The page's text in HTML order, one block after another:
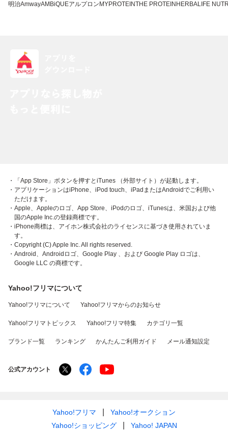
明治AmwayAMBiQUEアルプロン MYPROTEINTHE PROTEIN HERBALIFE
・「App Store」ボタンを押すとiTunes （外部サイト）が起動します。
・アプリケーションはiPhone、iPod touch、iPadまたはAndroidでご利用い
ただけます。
・Apple、Appleのロゴ、App Store、iPodのロゴ、iTunesは、米国および他
国のApple Inc.の登録商標です。
・iPhone商標は、アイホン株式会社のライセンスに基づき使用されていま
す。
・Copyright (C) Apple Inc. All rights reserved.
・Android、Androidロゴ、Google Play 、および Google Play ロゴは、
Google LLC の商標です。
Yahoo!フリマについて
Yahoo!フリマについて Yahoo!フリマからのお知らせ
Yahoo!フリマトピックス Yahoo!フリマ特集 カテゴリ一覧
ブランド一覧 ランキング かんたんご利用ガイド メール通知設定
公式アカウント
Yahoo!フリマ
Yahoo!オークション
Yahoo!ショッピング
Yahoo! JAPAN